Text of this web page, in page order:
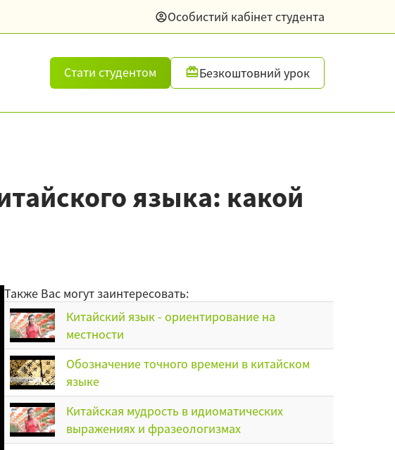
Особистий кабінет студента
Стати студентом Безкоштовний урок
языка: какой
Также Вас могут заинтересовать:
Китайский язык - ориентирование на
местности
Обозначение точного времени в китайском
языке
Китайская мудрость в идиоматических
выражениях и фразеологизмах